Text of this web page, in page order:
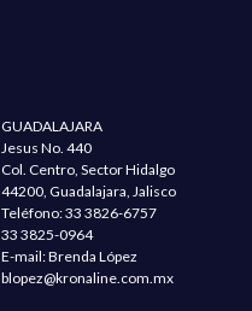
GUADALAJARA
Jesus No. 440
Col. Centro, Sector Hidalgo
44200, Guadalajara, Jalisco
Teléfono:33 3826-6757
33 3825-0964
E-mail: Brenda López
blopez@kronaline.com.mx